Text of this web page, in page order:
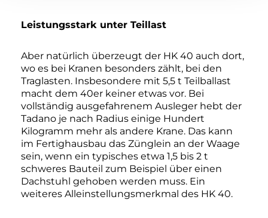
Leistungsstark unter Teillast
Aber natürlich überzeugt der HK 40 auch dort,
wo es bei Kranen besonders zählt, bei den
Traglasten. Insbesondere mit 5,5 t Teilballast
macht dem 40er keiner etwas vor. Bei
vollständig ausgefahrenem Ausleger hebt der
Tadano je nach Radius einige Hundert
Kilogramm mehr als andere Krane. Das kann
im Fertighausbau das Zünglein an der Waage
sein, wenn ein typisches etwa 1,5 bis 2 t
schweres Bauteil zum Beispiel über einen
Dachstuhl gehoben werden muss. Ein
weiteres Alleinstellungsmerkmal des HK 40.